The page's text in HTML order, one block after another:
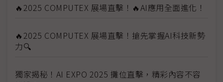
🔥2025 COMPUTEX 展場直擊！🔥AI應用全面進化！
🔥2025 COMPUTEX 展場直擊！搶先掌握AI科技新勢
力🔍
獨家揭秘！AI EXPO 2025 攤位直擊，精彩內容不容